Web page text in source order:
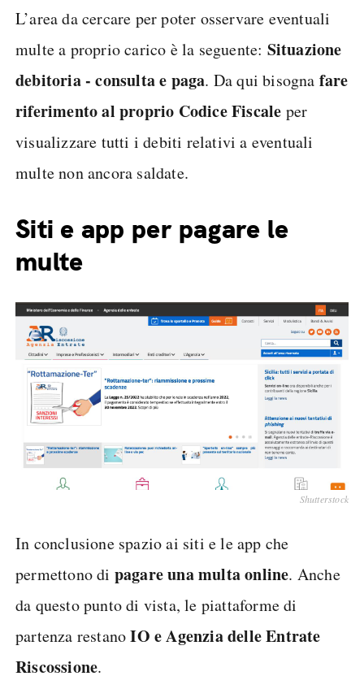
L’area da cercare per poter osservare eventuali
multe a proprio carico è la seguente: Situazione
debitoria - consulta e paga. Da qui bisogna fare
riferimento al proprio Codice Fiscale per
visualizzare tutti i debiti relativi a eventuali
multe non ancora saldate.
Siti e app per pagare le
multe
Shutterstock
In conclusione spazio ai siti e le app che
permettono di pagare una multa online. Anche
da questo punto di vista, le piattaforme di
partenza restanoIO e Agenzia delle Entrate
Riscossione.